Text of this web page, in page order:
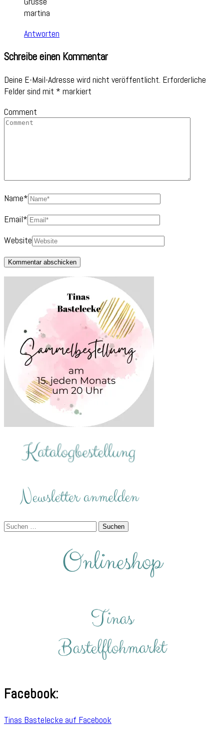
martina
Antworten
Schreibe einen Kommentar
Deine E-Mail-Adresse wird nicht veröffentlicht. Erforderliche
Felder sind mit * markiert
Comment
Name*
Email*
Website
Suchen
Facebook:
Tinas Bastelecke auf Facebook